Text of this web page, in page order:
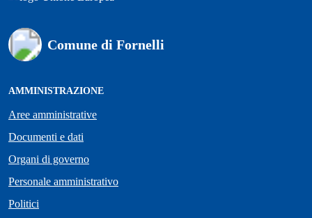
Comune di Fornelli
AMMINISTRAZIONE
Aree amministrative
Documenti e dati
Organi di governo
Personale amministrativo
Politici